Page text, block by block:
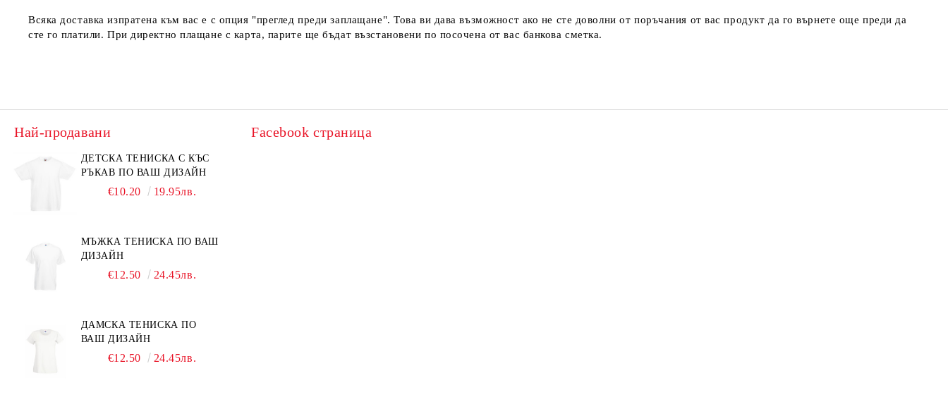
Всяка доставка изпратена към вас е с опция "преглед преди заплащане". Това ви дава възможност ако не сте доволни от поръчания от вас продукт да го върнете още преди да
сте го платили. При директно плащане с карта, парите ще бъдат възстановени по посочена от вас банкова сметка.
Най-продавани
ДЕТСКА ТЕНИСКА С КЪС
РЪКАВ ПО ВАШ ДИЗАЙН
€10.20 19.95лв.
МЪЖКА ТЕНИСКА ПО ВАШ
ДИЗАЙН
€12.50 24.45лв.
ДАМСКА ТЕНИСКА ПО
ВАШ ДИЗАЙН
€12.50 24.45лв.
Facebook страница